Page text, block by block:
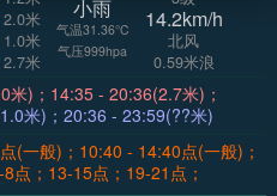
2.0米
1.0米
2.7米
小雨
气温31.36°C
气压999hpa
14.2km/h
北风
0.59米浪
米)；14:35 - 20:36(2.7米)；
14:35(1.0米)；20:36 - 23:59(??米)
(一般)；10:40 - 14:40点(一般)；
点；13-15点；19-21点；